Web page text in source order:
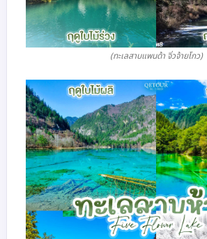
(ทะเลสาบแพนด้า จิ่วจ้ายโกว)